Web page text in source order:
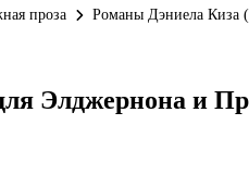
проза Романы Дэниела Киза
Элджернона и